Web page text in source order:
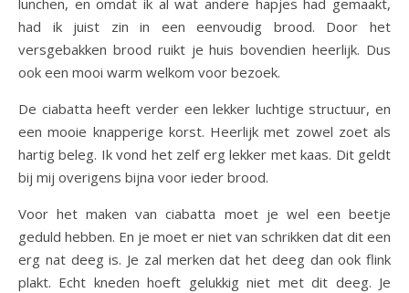
lunchen, en omdat ik al wat andere hapjes had gemaakt,
had ik juist zin in een eenvoudig brood. Door het
versgebakken brood ruikt je huis bovendien heerlijk. Dus
ook een mooi warm welkom voor bezoek.
De ciabatta heeft verder een lekker luchtige structuur, en
een mooie knapperige korst. Heerlijk met zowel zoet als
hartig beleg. Ik vond het zelf erg lekker met kaas. Dit geldt
bij mij overigens bijna voor ieder brood.
Voor het maken van ciabatta moet je wel een beetje
geduld hebben. En je moet er niet van schrikken dat dit een
erg nat deeg is. Je zal merken dat het deeg dan ook flink
plakt. Echt kneden hoeft gelukkig niet met dit deeg. Je